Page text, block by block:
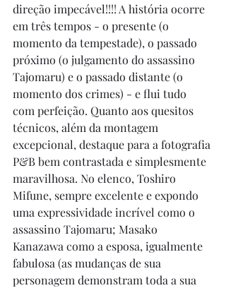
direção impecável!!!! A história ocorre
em três tempos - o presente (o
momento da tempestade), o passado
próximo (o julgamento do assassino
Tajomaru) e o passado distante (o
momento dos crimes) - e flui tudo
com perfeição. Quanto aos quesitos
técnicos, além da montagem
excepcional, destaque para a fotografia
P&B bem contrastada e simplesmente
maravilhosa. No elenco, Toshiro
Mifune, sempre excelente e expondo
uma expressividade incrível como o
assassino Tajomaru; Masako
Kanazawa como a esposa, igualmente
fabulosa (as mudanças de sua
personagem demonstram toda a sua